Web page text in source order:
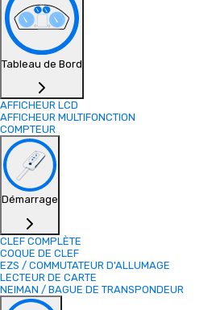
Tableau de Bord
AFFICHEUR LCD
AFFICHEUR MULTIFONCTION
COMPTEUR
Démarrage
CLEF COMPLÈTE
COQUE DE CLEF
EZS / COMMUTATEUR D'ALLUMAGE
LECTEUR DE CARTE
NEIMAN / BAGUE DE TRANSPONDEUR